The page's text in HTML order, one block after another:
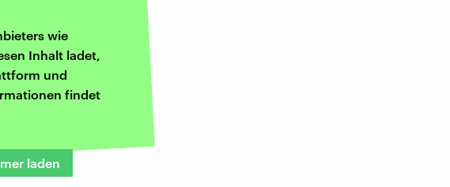
wie
Inhalt ladet,
und
findet
laden